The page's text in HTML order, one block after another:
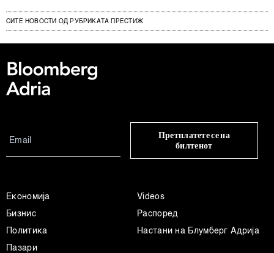
СИТЕ НОВОСТИ ОД РУБРИКАТА ПРЕСТИЖ
Претплатете се на
билтенот
Економија
Бизнис
Политика
Пазари
Videos
Распоред
Настани на Блумберг Адрија